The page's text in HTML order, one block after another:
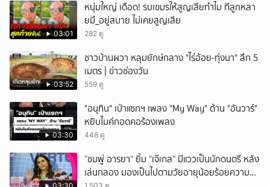
03:01
หนุ่มใหญ่ เดือด! รบเขมรให้สูญเสียทำไม ทีลูกหลา
ยมึ_อยู่สบาย ไม่เคยสูญเสีย
282 ดู
03:52
ชาวบ้านผวา หลุมยักษ์กลาง "ไร่อ้อย-ทุ่งนา" ลึก 5
เมตร | ข่าวช่องวัน
559 ดู
03:30
"อนุทิน" เป่าแซกฯ เพลง "My Way" ด้าน "อันวาร์"
หยิบไมค์กอดคอร้องเพลง
448 ดู
”ชมพู่ อารยา“ ยิ้ม “เจ๊เกล“ มีแววเป็นนักดนตรี หลัง
เล่นกลอง มองเป็นไปตามวัยอายุน้อยร้อยความ